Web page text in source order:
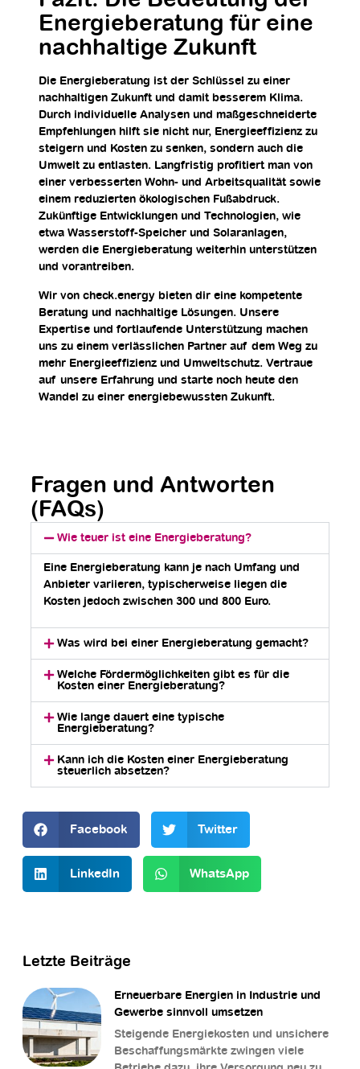
Energieberatung für eine
nachhaltige Zukunft
Die Energieberatung ist der Schlüssel zu einer
nachhaltigen Zukunft und damit besserem Klima.
Durch individuelle Analysen und maßgeschneiderte
Empfehlungen hilft sie nicht nur, Energieeffizienz zu
steigern und Kosten zu senken, sondern auch die
Umwelt zu entlasten. Langfristig profitiert man von
einer verbesserten Wohn- und Arbeitsqualität sowie
einem reduzierten ökologischen Fußabdruck.
Zukünftige Entwicklungen und Technologien, wie
etwa Wasserstoff-Speicher und Solaranlagen,
werden die Energieberatung weiterhin unterstützen
und vorantreiben.
Wir von check.energy bieten dir eine kompetente
Beratung und nachhaltige Lösungen. Unsere
Expertise und fortlaufende Unterstützung machen
uns zu einem verlässlichen Partner auf dem Weg zu
mehr Energieeffizienz und Umweltschutz. Vertraue
auf unsere Erfahrung und starte noch heute den
Wandel zu einer energiebewussten Zukunft.
Fragen und Antworten
(FAQs)
Wie teuer ist eine Energieberatung?
Eine Energieberatung kann je nach Umfang und
Anbieter variieren, typischerweise liegen die
Kosten jedoch zwischen 300 und 800 Euro.
Was wird bei einer Energieberatung gemacht?
Welche Fördermöglichkeiten gibt es für die
Kosten einer Energieberatung?
Wie lange dauert eine typische
Energieberatung?
Kann ich die Kosten einer Energieberatung
steuerlich absetzen?
Facebook Twitter
LinkedIn WhatsApp
Letzte Beiträge
Erneuerbare Energien in Industrie und
Gewerbe sinnvoll umsetzen
Steigende Energiekosten und unsichere
Beschaffungsmärkte zwingen viele